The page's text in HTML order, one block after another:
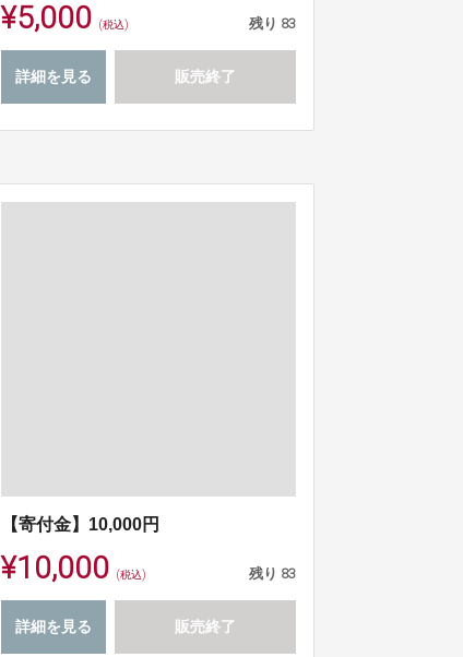
¥5,000 (税込) 残り 83
詳細を見る 販売終了
【寄付金】10,000円
¥10,000 (税込) 残り 83
詳細を見る 販売終了